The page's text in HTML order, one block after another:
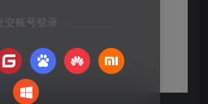
交账号登录